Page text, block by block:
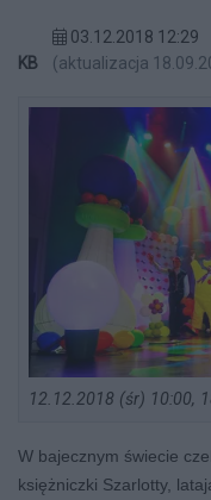
KB
03.12.2018 12:29
(aktualizacja
12.12.2018 (śr) 10:00,
W bajecznym świecie
księżniczki Szarlotty,